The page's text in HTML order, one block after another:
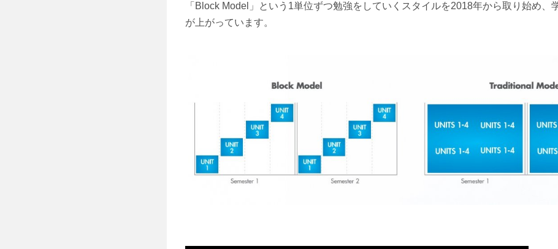
「Block Model」という1単位ずつ勉強をしていくスタイルを2018年から取り始め、
が上がっています。